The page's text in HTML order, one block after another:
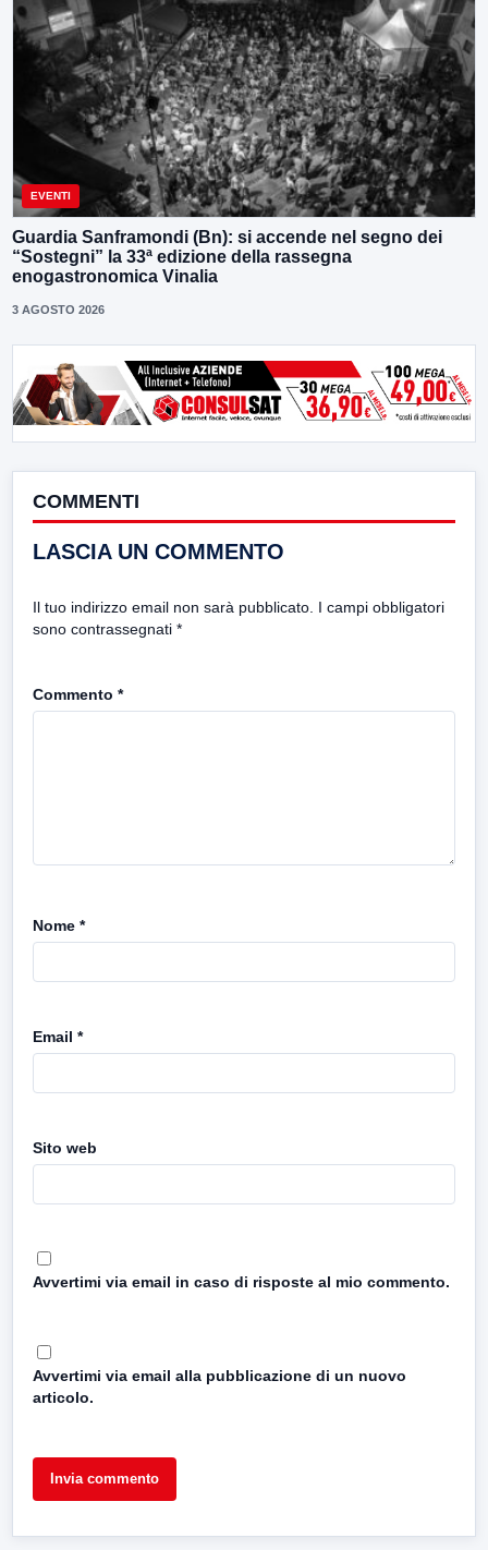
EVENTI
Guardia Sanframondi (Bn): si accende nel segno dei
“Sostegni” la 33ª edizione della rassegna
enogastronomica Vinalia
3 AGOSTO 2026
COMMENTI
LASCIA UN COMMENTO
Il tuo indirizzo email non sarà pubblicato. I campi obbligatori
sono contrassegnati *
Commento *
Nome *
Email *
Sito web
Avvertimi via email in caso di risposte al mio commento.
Avvertimi via email alla pubblicazione di un nuovo
articolo.